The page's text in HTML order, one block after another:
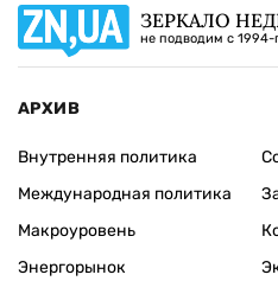
ЗЕРКАЛО
не подводим с 1994-
АРХИВ
Внутренняя политика
Международная политика
Макроуровень
Энергорынок